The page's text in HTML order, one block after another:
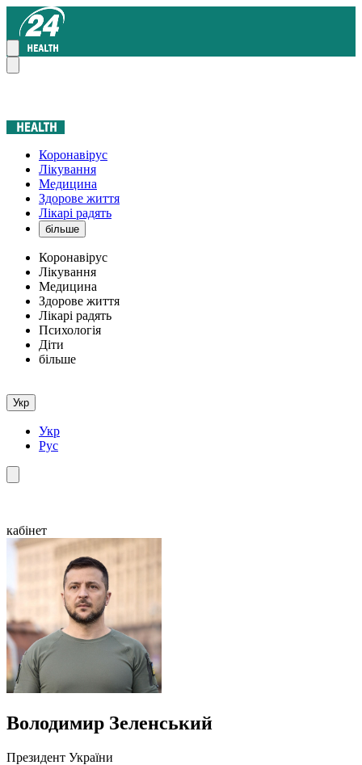
Коронавірус
Лікування
Медицина
Здорове життя
Лікарі радять
більше
Коронавірус
Лікування
Медицина
Здорове життя
Лікарі радять
Психологія
Діти
більше
Укр
Укр
Рус
кабінет
Володимир Зеленський
Президент України